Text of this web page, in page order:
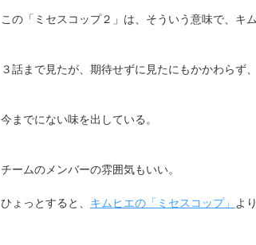
この「ミセスコップ２」は、そういう意味で、キ
３話まで見たが、期待せずに見たにもかかわらず
今までにない味を出している。
チームのメンバーの雰囲気もいい。
ひょっとすると、 キムヒエの「ミセスコップ」 よ